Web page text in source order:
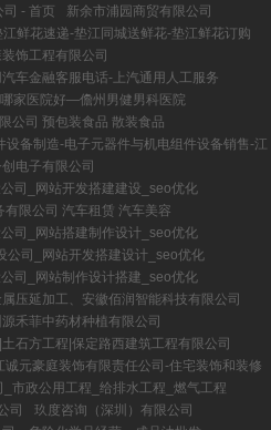
- 首页
新余市浦园商贸有限公司
江鲜花速递-垫江同城送鲜花-垫江鲜花订购
饰工程有限公司
车金融客服电话-上汽通用人工服务
家医院好―儋州男健男科医院
公司 预包装食品 散装食品
备制造-电子元器件与机电组件设备销售-江
电子有限公司
司_网站开发搭建建设_seo优化
限公司 汽车租赁 汽车美容
司_网站搭建制作设计_seo优化
公司_网站开发搭建设计_seo优化
司_网站制作设计搭建_seo优化
压延加工、安徽佰润智能科技有限公司
禾菲中药材种植有限公司
石方工程|保定路西建筑工程有限公司
诚元豪庭装饰有限责任公司-住宅装饰和装修
市政公用工程_给排水工程_燃气工程
司
玖度咨询（深圳）有限公司